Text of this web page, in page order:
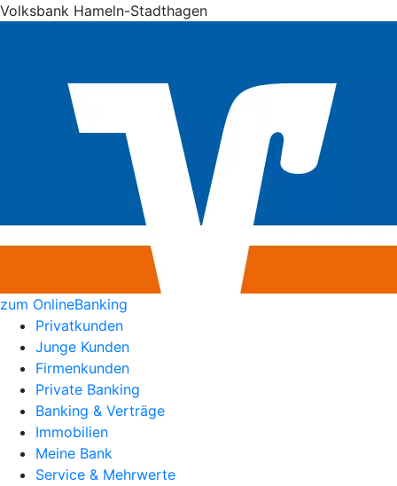
Volksbank Hameln-Stadthagen
zum OnlineBanking
Privatkunden
Junge Kunden
Firmenkunden
Private Banking
Banking & Verträge
Immobilien
Meine Bank
Service & Mehrwerte